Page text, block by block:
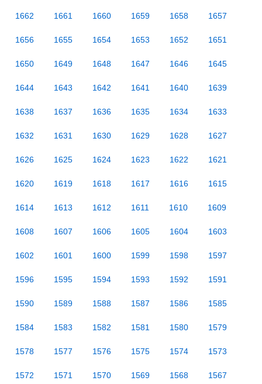
1662 1661 1660 1659 1658 1657
1656 1655 1654 1653 1652 1651
1650 1649 1648 1647 1646 1645
1644 1643 1642 1641 1640 1639
1638 1637 1636 1635 1634 1633
1632 1631 1630 1629 1628 1627
1626 1625 1624 1623 1622 1621
1620 1619 1618 1617 1616 1615
1614 1613 1612 1611 1610 1609
1608 1607 1606 1605 1604 1603
1602 1601 1600 1599 1598 1597
1596 1595 1594 1593 1592 1591
1590 1589 1588 1587 1586 1585
1584 1583 1582 1581 1580 1579
1578 1577 1576 1575 1574 1573
1572 1571 1570 1569 1568 1567